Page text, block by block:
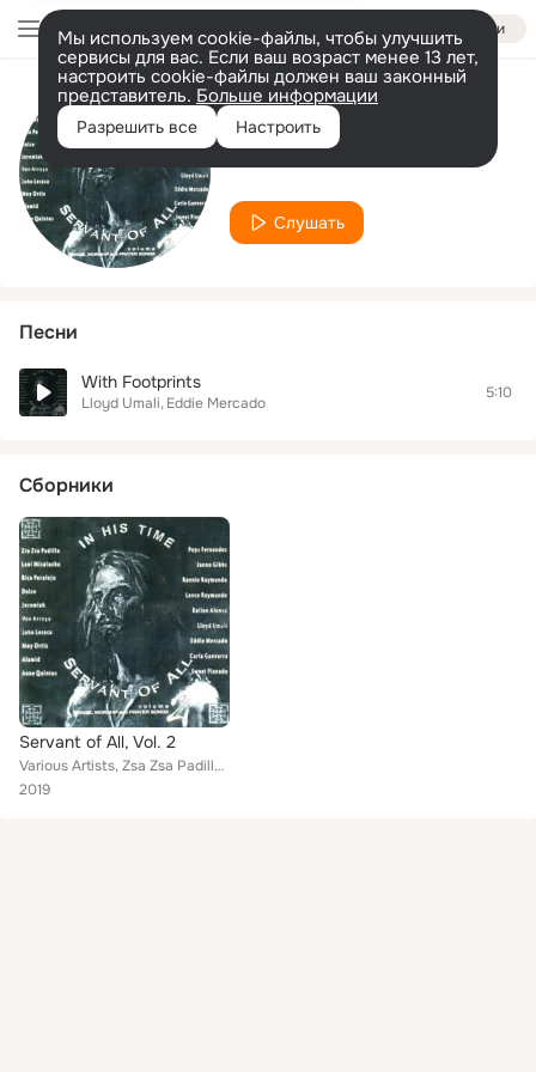
Войти
Мы используем cookie-файлы, чтобы улучшить
сервисы для вас. Если ваш возраст менее 13 лет,
настроить cookie-файлы должен ваш законный
представитель. Больше информации
Разрешить все Настроить
Исполнитель
Eddie Mercado
Слушать
Песни
With Footprints
Lloyd Umali Eddie Mercado
5:10
Сборники
Servant of All, Vol. 2
Various Artists, Zsa Zsa Padilla, Lloyd Umali, Eddie Mercado, Rica Peralejo, John Lesaca, Janno Gibbs, Alamid, Ralion Alonso, La...
2019